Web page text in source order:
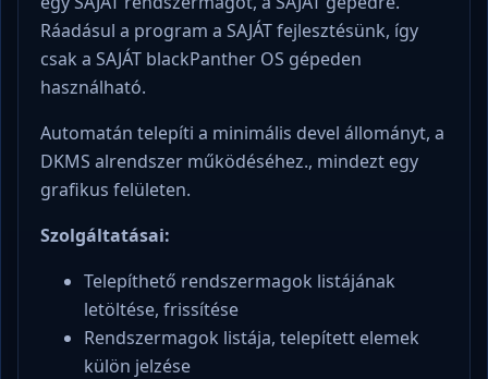
Ráadásul a program a SAJÁT fejlesztésünk, így
csak a SAJÁT blackPanther OS gépeden
használható.
Automatán telepíti a minimális devel állományt, a
DKMS alrendszer működéséhez., mindezt egy
grafikus felületen.
Szolgáltatásai:
Telepíthető rendszermagok listájának
letöltése, frissítése
Rendszermagok listája, telepített elemek
külön jelzése